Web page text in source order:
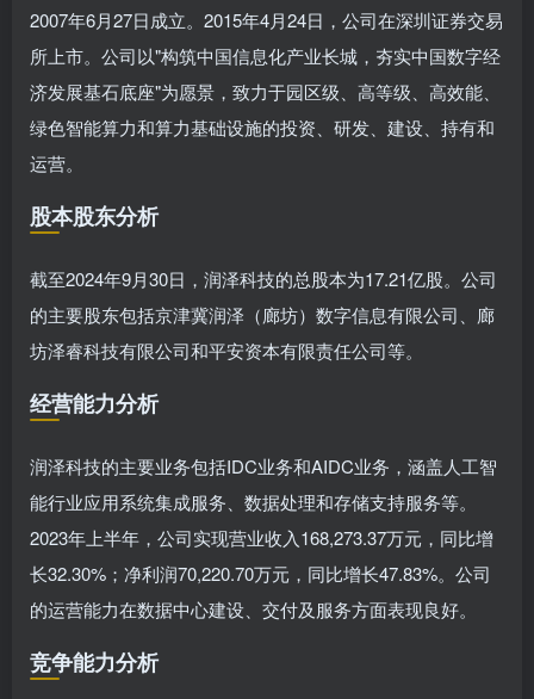
2007年6月27日成立。2015年4月24日，公司在深圳证券交易
所上市。公司以"构筑中国信息化产业长城，夯实中国数字经
济发展基石底座"为愿景，致力于园区级、高等级、高效能、
绿色智能算力和算力基础设施的投资、研发、建设、持有和
运营。
股本股东分析
截至2024年9月30日，润泽科技的总股本为17.21亿股。公司
的主要股东包括京津冀润泽（廊坊）数字信息有限公司、廊
坊泽睿科技有限公司和平安资本有限责任公司等。
经营能力分析
润泽科技的主要业务包括IDC业务和AIDC业务，涵盖人工智
能行业应用系统集成服务、数据处理和存储支持服务等。
2023年上半年，公司实现营业收入168,273.37万元，同比增
长32.30%；净利润70,220.70万元，同比增长47.83%。公司
的运营能力在数据中心建设、交付及服务方面表现良好。
竞争能力分析